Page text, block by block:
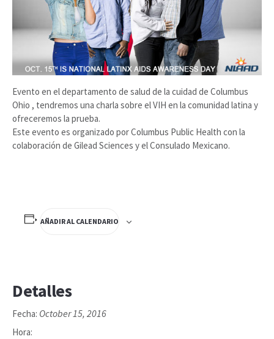
Evento en el departamento de salud de la cuidad de Columbus
Ohio , tendremos una charla sobre el VIH en la comunidad latina y
ofreceremos la prueba.
Este evento es organizado por Columbus Public Health con la
colaboración de Gilead Sciences y el Consulado Mexicano.
AÑADIR AL CALENDARIO
Detalles
Fecha: October 15, 2016
Hora: